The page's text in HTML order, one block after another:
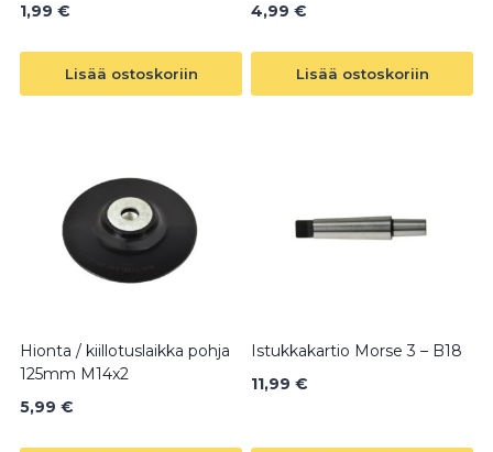
1,99 €
Lisää ostoskoriin
4,99 €
Lisää ostoskoriin
Hionta / kiillotuslaikka pohja
125mm M14x2
5,99 €
Istukkakartio Morse 3 – B18
11,99 €